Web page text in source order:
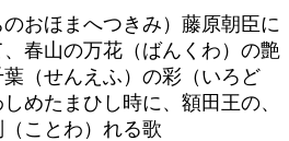
おほまへつきみ）藤原朝臣に
春山の万花（ばんくわ）の艶
葉（せんえふ）の彩（いろど
めたまひし時に、額田王の、
ことわ）れる歌